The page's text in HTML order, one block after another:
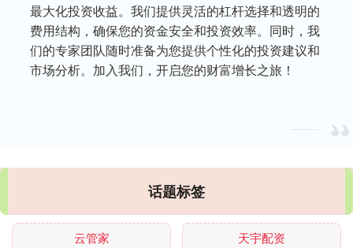
最大化投资收益。我们提供灵活的杠杆选择和透明的
费用结构，确保您的资金安全和投资效率。同时，我
们的专家团队随时准备为您提供个性化的投资建议和
市场分析。加入我们，开启您的财富增长之旅！
话题标签
云管家 天宇配资